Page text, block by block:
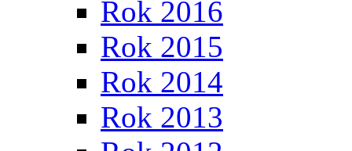
Rok 2016
Rok 2015
Rok 2014
Rok 2013